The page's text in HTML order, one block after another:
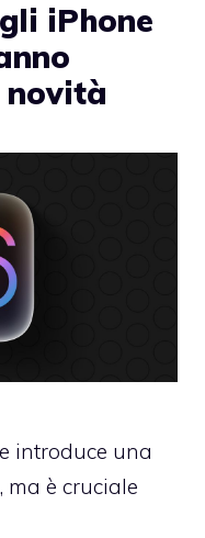
iPhone
introduce una
ma è cruciale